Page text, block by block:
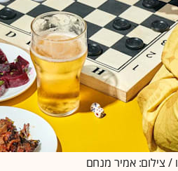
/ צילום: אמיר מנחם